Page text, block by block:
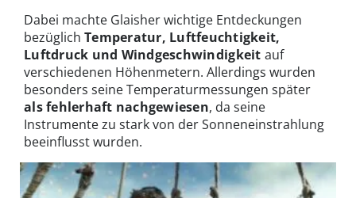
Dabei machte Glaisher wichtige Entdeckungen
bezüglich Temperatur, Luftfeuchtigkeit,
Luftdruck und Windgeschwindigkeit auf
verschiedenen Höhenmetern. Allerdings wurden
besonders seine Temperaturmessungen später
als fehlerhaft nachgewiesen, da seine
Instrumente zu stark von der Sonneneinstrahlung
beeinflusst wurden.